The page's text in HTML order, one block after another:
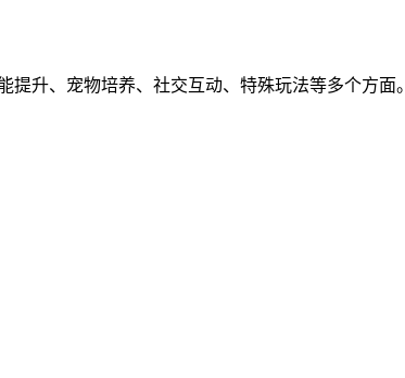
升、宠物培养、社交互动、特殊玩法等多个方